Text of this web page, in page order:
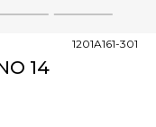
4 5
14
1201A161-301